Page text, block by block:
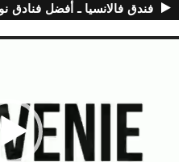
فندق فالانسيا ـ أفضل فنادق
مشغل